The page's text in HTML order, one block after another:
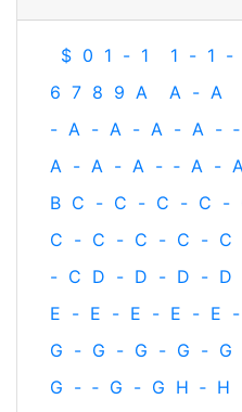
$ 0 1 - 1 1 - 1 -
6 7 8 9 A A - A
- A - A - A - A - ‐
A - A - A - ‐ A -
B C - C - C - C -
C - C - C - C - C
- C D - D - D - D
E - E - E - E - E -
G - G - G - G - G
G - ‐ G - G H ‐ H